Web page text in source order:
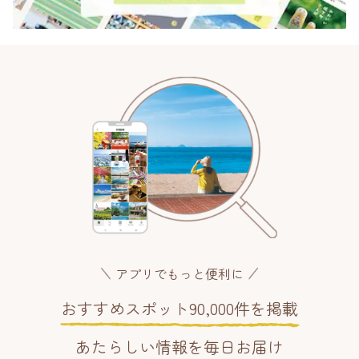
アプリでもっと便利に
おすすめスポット90,000件を掲載
あたらしい情報を毎日お届け